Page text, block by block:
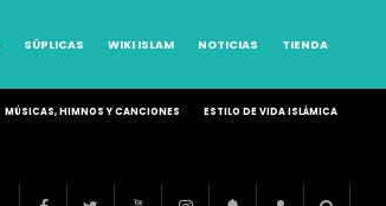
SÚPLICAS WIKI ISLAM NOTICIAS TIENDA
MÚSICAS, HIMNOS Y CANCIONES ESTILO DE VIDA ISLÁMICA